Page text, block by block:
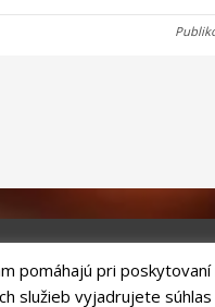
CITY
| Technický
pomáhajú pri poskytovaní
služieb vyjadrujete